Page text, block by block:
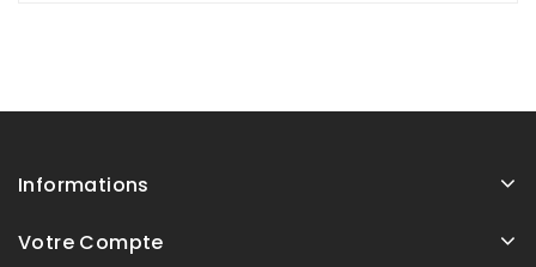
Informations
Votre Compte